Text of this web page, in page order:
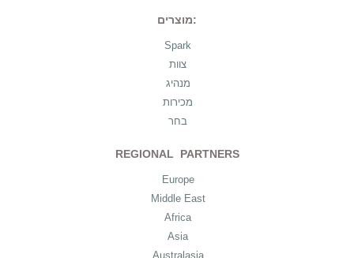
מוצרים:
Spark
צוות
מנהיג
מכירות
בחר
REGIONAL PARTNERS
Europe
Middle East
Africa
Asia
Australasia